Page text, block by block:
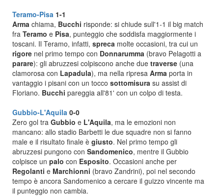
Teramo-Pisa 1-1
Arma chiama, Bucchi risponde: si chiude sull'1-1 il big match
fra Teramo e Pisa, punteggio che soddisfa maggiormente i
toscani. Il Teramo, infatti, spreca molte occasioni, tra cui un
rigore nel primo tempo con Donnarumma (bravo Pelagotti a
parare): gli abruzzesi colpiscono anche due traverse (una
clamorosa con Lapadula), ma nella ripresa Arma porta in
vantaggio i pisani con un tocco sottomisura su assist di
Floriano. Bucchi pareggia all'81' con un colpo di testa.
Gubbio-L'Aquila 0-0
Zero gol tra Gubbio e L'Aquila, ma le emozioni non
mancano: allo stadio Barbetti le due squadre non si fanno
male e il risultato finale è giusto. Nel primo tempo gli
abruzzesi pungono con Sandomenico, mentre il Gubbio
colpisce un palo con Esposito. Occasioni anche per
Regolanti e Marchionni (bravo Zandrini), poi nel secondo
tempo è ancora Sandomenico a cercare il guizzo vincente ma
il punteggio non cambia.